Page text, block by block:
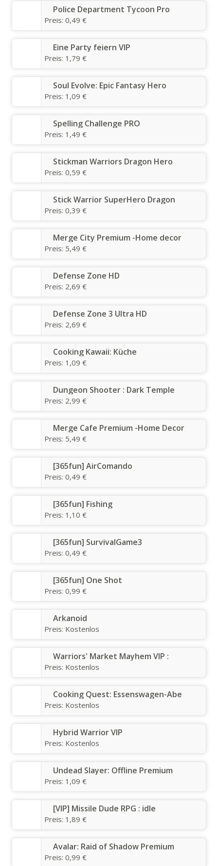
Police Department Tycoon Pro
Preis: 0,49 €
Eine Party feiern VIP
Preis: 1,79 €
Soul Evolve: Epic Fantasy Hero
Preis: 1,09 €
Spelling Challenge PRO
Preis: 1,49 €
Stickman Warriors Dragon Hero
Preis: 0,59 €
Stick Warrior SuperHero Dragon
Preis: 0,39 €
Merge City Premium -Home decor
Preis: 5,49 €
Defense Zone HD
Preis: 2,69 €
Defense Zone 3 Ultra HD
Preis: 2,69 €
Cooking Kawaii: Küche
Preis: 1,09 €
Dungeon Shooter : Dark Temple
Preis: 2,99 €
Merge Cafe Premium -Home Decor
Preis: 5,49 €
[365fun] AirComando
Preis: 0,49 €
[365fun] Fishing
Preis: 1,10 €
[365fun] SurvivalGame3
Preis: 0,49 €
[365fun] One Shot
Preis: 0,99 €
Arkanoid
Preis: Kostenlos
Warriors' Market Mayhem VIP :
Preis: Kostenlos
Cooking Quest: Essenswagen-Abe
Preis: Kostenlos
Hybrid Warrior VIP
Preis: Kostenlos
Undead Slayer: Offline Premium
Preis: 1,09 €
[VIP] Missile Dude RPG : idle
Preis: 1,89 €
Avalar: Raid of Shadow Premium
Preis: 0,99 €